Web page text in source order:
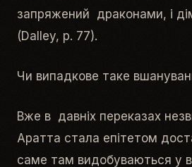
запряжений драконами, і
(Dalley, p. 77).
Чи випадкове таке
Вже в давніх переказах
Аратта стала епітетом
саме там видобуваються у